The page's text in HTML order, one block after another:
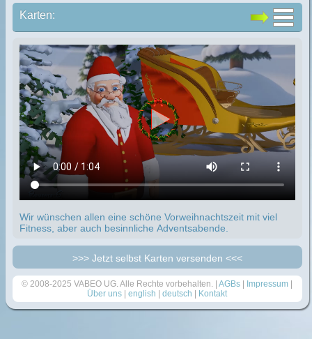
Karten:
Wir wünschen allen eine schöne Vorweihnachtszeit mit viel
Fitness, aber auch besinnliche Adventsabende.
>>> Jetzt selbst Karten versenden <<<
© 2008-2025 VABEO UG. Alle Rechte vorbehalten. |AGBs | Impressum |
Über uns |english |deutsch | Kontakt